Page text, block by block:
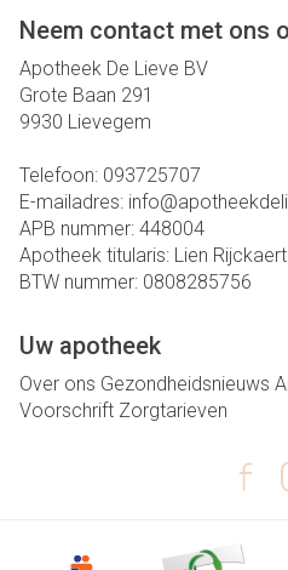
Neem contact met ons
Apotheek De Lieve BV
Grote Baan 291
9930 Lievegem
Telefoon: 093725707
E-mailadres: info@
APB nummer: 448004
Apotheek titularis: Lien Rijckaert
BTW nummer: 0808285756
Uw apotheek
Over ons Gezondheidsnieuws
Voorschrift Zorgtarieven